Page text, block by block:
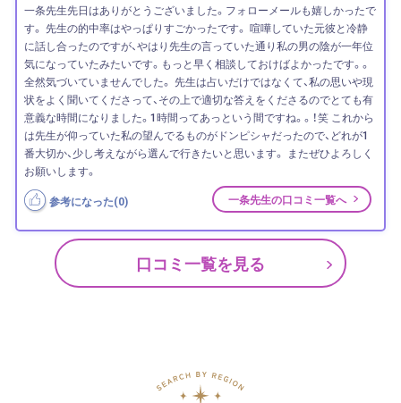
一条先生先日はありがとうございました。フォローメールも嬉しかったで
す。 先生の的中率はやっぱりすごかったです。 喧嘩していた元彼と冷静
に話し合ったのですが、やはり先生の言っていた通り私の男の陰が一年位
気になっていたみたいです。もっと早く相談しておけばよかったです。。
全然気づいていませんでした。 先生は占いだけではなくて、私の思いや現
状をよく聞いてくださって、その上で適切な答えをくださるのでとても有
意義な時間になりました。1時間ってあっという間ですね。。！笑 これから
は先生が仰っていた私の望んでるものがドンピシャだったので、どれが1
番大切か、少し考えながら選んで行きたいと思います。 またぜひよろしく
お願いします。
参考になった(0) 一条先生の口コミ一覧へ
口コミ一覧を見る